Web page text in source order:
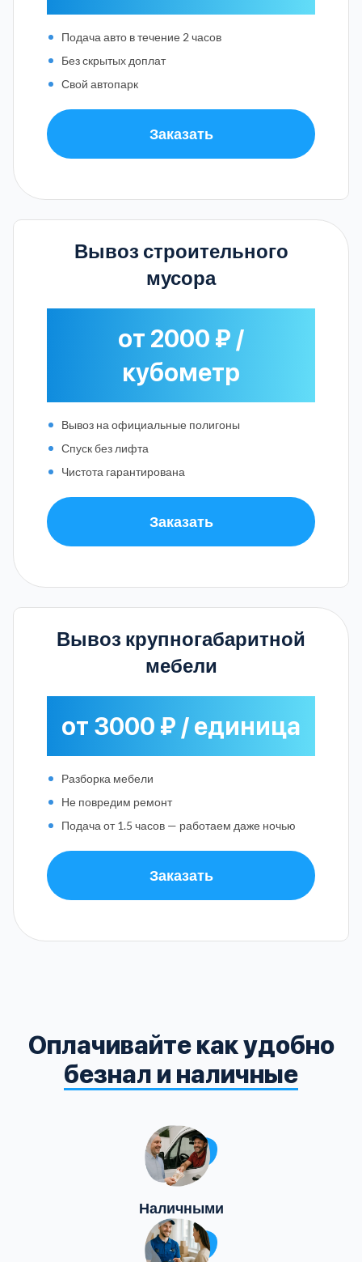
Подача авто в течение 2 часов
Без скрытых доплат
Свой автопарк
Заказать
Вывоз строительного
мусора
от 2000 ₽ /
кубометр
Вывоз на официальные полигоны
Спуск без лифта
Чистота гарантирована
Заказать
Вывоз крупногабаритной
мебели
от 3000 ₽ / единица
Разборка мебели
Не повредим ремонт
Подача от 1.5 часов — работаем даже ночью
Заказать
Оплачивайте как удобно
безнал и наличные
Наличными